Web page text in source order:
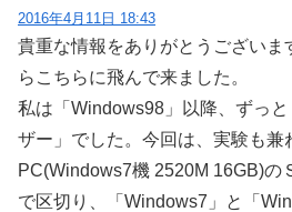
2016年4月11日 18:43
貴重な情報をありがとうございま
らこちらに飛んで来ました。
私は「Windows98」以降、ずっ
ザー」でした。今回は、実験も兼
PC(Windows7機 2520M 16GB)の
で区切り、「Windows7」と「